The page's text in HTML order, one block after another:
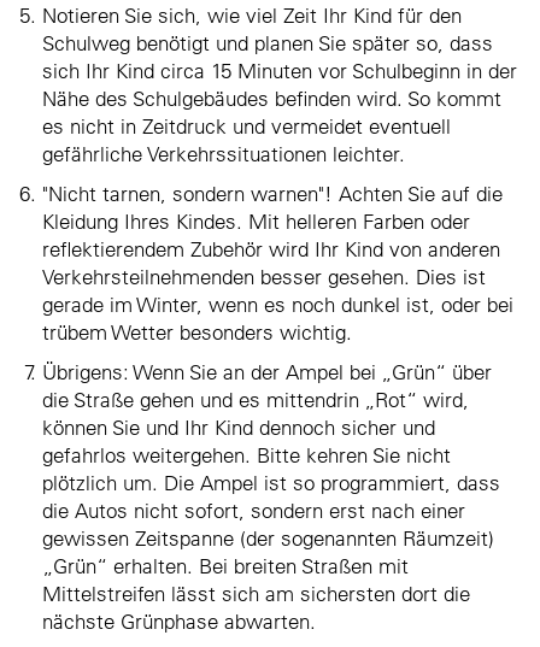
Notieren Sie sich, wie viel Zeit Ihr Kind für den
Schulweg benötigt und planen Sie später so, dass
sich Ihr Kind circa 15 Minuten vor Schulbeginn in der
Nähe des Schulgebäudes befinden wird. So kommt
es nicht in Zeitdruck und vermeidet eventuell
gefährliche Verkehrssituationen leichter.
"Nicht tarnen, sondern warnen"! Achten Sie auf die
Kleidung Ihres Kindes. Mit helleren Farben oder
reflektierendem Zubehör wird Ihr Kind von anderen
Verkehrsteilnehmenden besser gesehen. Dies ist
gerade im Winter, wenn es noch dunkel ist, oder bei
trübem Wetter besonders wichtig.
Übrigens: Wenn Sie an der Ampel bei „Grün“ über
die Straße gehen und es mittendrin „Rot“ wird,
können Sie und Ihr Kind dennoch sicher und
gefahrlos weitergehen. Bitte kehren Sie nicht
plötzlich um. Die Ampel ist so programmiert, dass
die Autos nicht sofort, sondern erst nach einer
gewissen Zeitspanne (der sogenannten Räumzeit)
„Grün“ erhalten. Bei breiten Straßen mit
Mittelstreifen lässt sich am sichersten dort die
nächste Grünphase abwarten.